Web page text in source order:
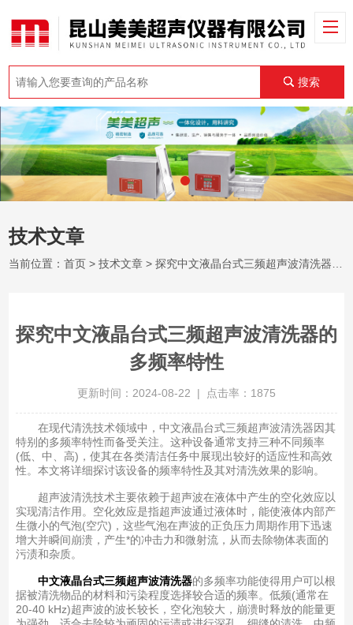
搜索
技术文章
当前位置：首页 >技术文章 > 探究中文液晶台式三频超声波清洗器的多频率特性
探究中文液晶台式三频超声波清洗器的
多频率特性
更新时间：2024-08-22 | 点击率：1875
在现代清洗技术领域中，中文液晶台式三频超声波清洗器因其
特别的多频率特性而备受关注。这种设备通常支持三种不同频率
(低、中、高)，使其在各类清洁任务中展现出较好的适应性和高效
性。本文将详细探讨该设备的频率特性及其对清洗效果的影响。
超声波清洗技术主要依赖于超声波在液体中产生的空化效应以
实现清洁作用。空化效应是指超声波通过液体时，能使液体内部产
生微小的气泡(空穴)，这些气泡在声波的正负压力周期作用下迅速
增大并瞬间崩溃，产生*的冲击力和微射流，从而去除物体表面的
污渍和杂质。
中文液晶台式三频超声波清洗器的多频率功能使得用户可以根
据被清洗物品的材料和污染程度选择较合适的频率。低频(通常在
20-40 kHz)超声波的波长较长，空化泡较大，崩溃时释放的能量更